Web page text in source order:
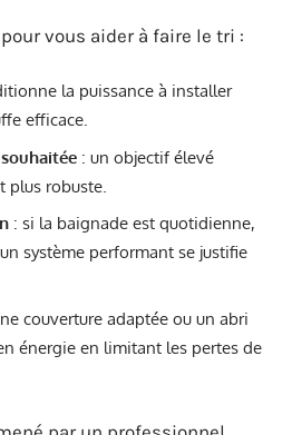
vous aider à faire le tri :
la puissance à installer
efficace.
: un objectif élevé
plus robuste.
: si la baignade est quotidienne,
système performant se justifie
couverture adaptée ou un abri
énergie en limitant les pertes de